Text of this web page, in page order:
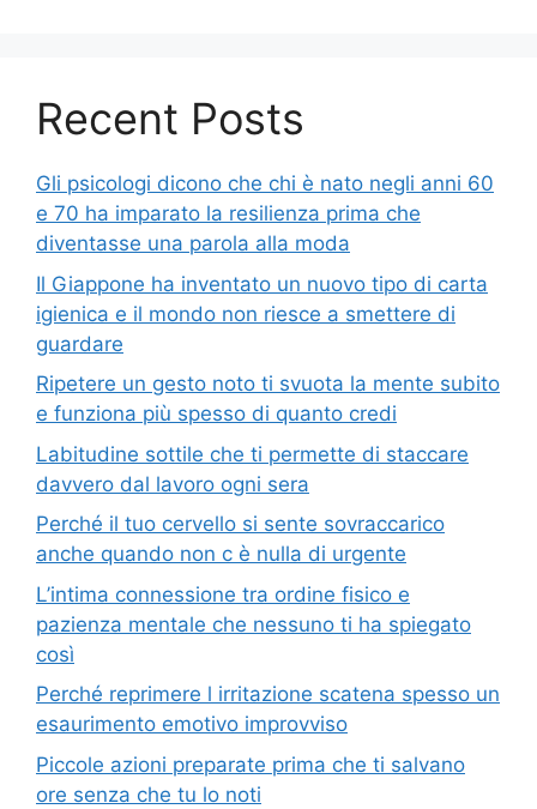
Recent Posts
Gli psicologi dicono che chi è nato negli anni 60
e 70 ha imparato la resilienza prima che
diventasse una parola alla moda
Il Giappone ha inventato un nuovo tipo di carta
igienica e il mondo non riesce a smettere di
guardare
Ripetere un gesto noto ti svuota la mente subito
e funziona più spesso di quanto credi
Labitudine sottile che ti permette di staccare
davvero dal lavoro ogni sera
Perché il tuo cervello si sente sovraccarico
anche quando non c è nulla di urgente
L’intima connessione tra ordine fisico e
pazienza mentale che nessuno ti ha spiegato
così
Perché reprimere l irritazione scatena spesso un
esaurimento emotivo improvviso
Piccole azioni preparate prima che ti salvano
ore senza che tu lo noti